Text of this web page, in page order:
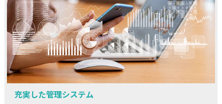
充実した管理システム